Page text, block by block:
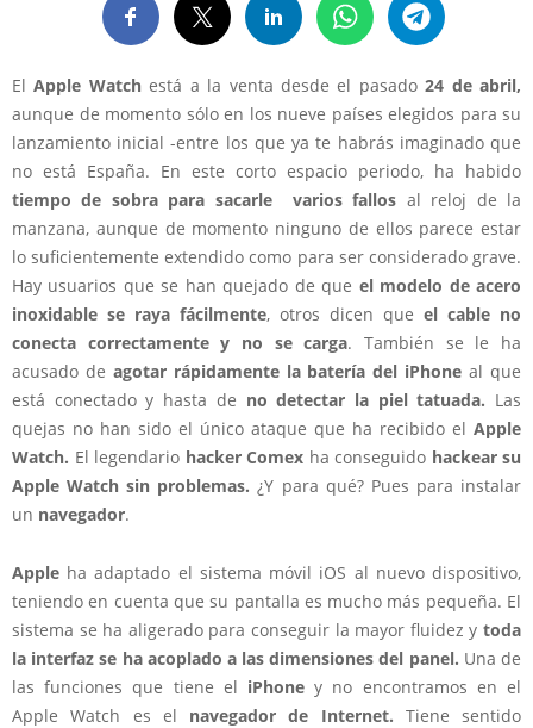
ElApple Watchestá a la venta desde el pasado24 de abril,
aunque de momento sólo en los nueve países elegidos para su
lanzamiento inicial -entre los que ya te habrás imaginado que
no está España. En este corto espacio periodo, ha habido
tiempo de sobra para sacarle varios fallos al reloj de la
manzana, aunque de momento ninguno de ellos parece estar
lo suficientemente extendido como para ser considerado grave.
Hay usuarios que se han quejado de que el modelo de acero
inoxidable se raya fácilmente, otros dicen que el cable no
conecta correctamente y no se carga. También se le ha
acusado de agotar rápidamente la batería del iPhoneal que
está conectado y hasta de no detectar la piel tatuada. Las
quejas no han sido el único ataque que ha recibido el Apple
Watch. El legendario hacker Comex ha conseguido hackear su
Apple Watch sin problemas.¿Y para qué? Pues para instalar
un navegador.
Apple ha adaptado el sistema móvil iOS al nuevo dispositivo,
teniendo en cuenta que su pantalla es mucho más pequeña. El
sistema se ha aligerado para conseguir la mayor fluidez y toda
la interfaz se ha acoplado a las dimensiones del panel. Una de
las funciones que tiene el iPhone y no encontramos en el
Apple Watch es el navegador de Internet. Tiene sentido